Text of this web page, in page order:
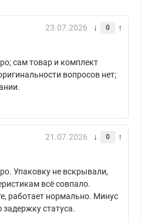
23.07.2026 0
сам товар и комплект
вопросов нет;
21.07.2026 0
Упаковку не вскрывали,
всё совпало.
работает нормально. Минус
статуса.